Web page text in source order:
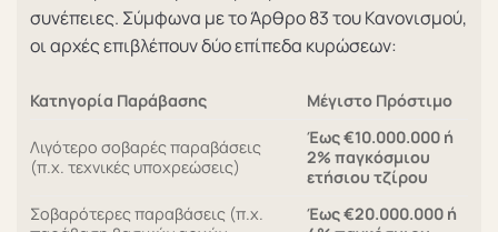
συνέπειες. Σύμφωνα με το Άρθρο 83 του Κανονισμού,
οι αρχές επιβλέπουν δύο επίπεδα κυρώσεων:
Κατηγορία Παράβασης Μέγιστο Πρόστιμο
Λιγότερο σοβαρές παραβάσεις
(π.χ. τεχνικές υποχρεώσεις)
Έως €10.000.000 ή
2% παγκόσμιου
ετήσιου τζίρου
Σοβαρότερες παραβάσεις (π.χ.
Έως €20.000.000 ή